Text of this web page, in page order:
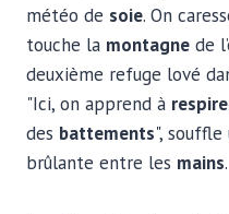
météo de soie. On
touche la montagne de
deuxième refuge lové
"Ici, on apprend à
des battements",
brûlante entre les mains.